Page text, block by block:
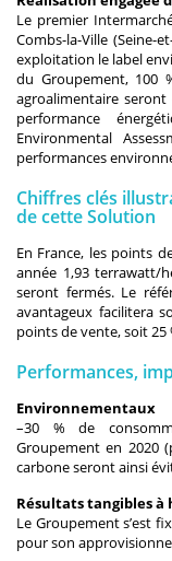
Le premier
Combs-la-Ville (Seine-
exploitation le label
du Groupement, 100
agroalimentaire
performance
Environmental
performances
Chiffres clés
de cette Solution
En France, les points
année 1,93 terrawatt/
seront fermés. Le
avantageux facilitera
points de vente, soit 25
Performances,
Environnementaux
–30 % de
Groupement en 2020
carbone seront ainsi
Résultats tangibles
Le Groupement s’est
pour son